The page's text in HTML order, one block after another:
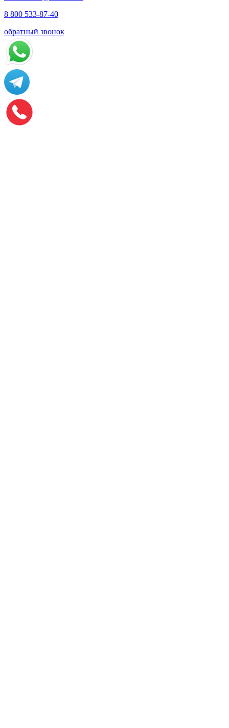
8 800 533-87-40
обратный звонок